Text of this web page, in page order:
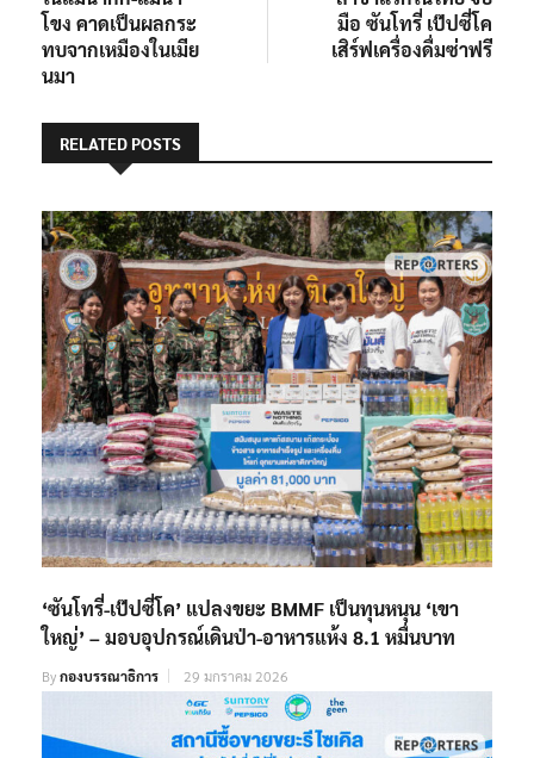
โขง คาดเป็นผลกระ
ทบจากเหมืองในเมีย
นมา
มือ ซันโทรี่ เป๊ปซี่โค
เสิร์ฟเครื่องดื่มซ่าฟรี
RELATED POSTS
‘ซันโทรี่-เป๊ปซี่โค’ แปลงขยะ BMMF เป็นทุนหนุน ‘เขา
ใหญ่’ – มอบอุปกรณ์เดินป่า-อาหารแห้ง 8.1 หมื่นบาท
Byกองบรรณาธิการ 29 มกราคม 2026